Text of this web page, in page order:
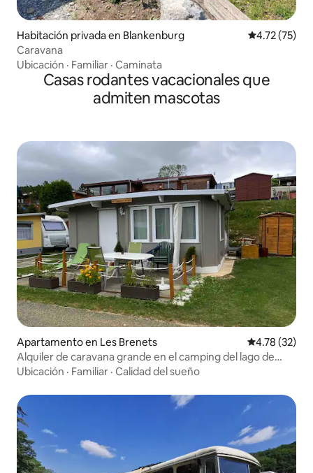
Habitación privada en Blankenburg Calificación
4.72 (75)
Caravana
Ubicación · Familiar · Caminata
Casas rodantes vacacionales que
admiten mascotas
Apartamento en Les Brenets Calificación
4.78 (32)
Alquiler de caravana grande en el camping del lago de
Brenets
Ubicación · Familiar · Calidad del sueño